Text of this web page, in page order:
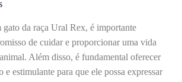
gato da raça Ural Rex, é importante
de cuidar e proporcionar uma vida
Além disso, é fundamental oferecer
e estimulante para que ele possa expressar